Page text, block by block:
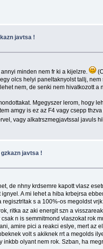
javtsa !
minden nem fr ki a kijelzre.
olcs helyi paneltaknyolst tallj,
nem, de senki nem hivatkozott
Mgegyszer lerom, hogy
amgy is ez az F4 vagy csepp
vagy alkatrszmegjavtssal javuls
javtsa !
de nhny krdsemre kapott vlasz
A mi lehet a hiba krbejrsa
s a 100%-os megoldst
ritka az aki energit szn a
n is semmitmond vlaszokat rok
amire pici a reakci eslye, mert az
volt s akiknek rrt a megolds
olyant nem rok. Szban, ha